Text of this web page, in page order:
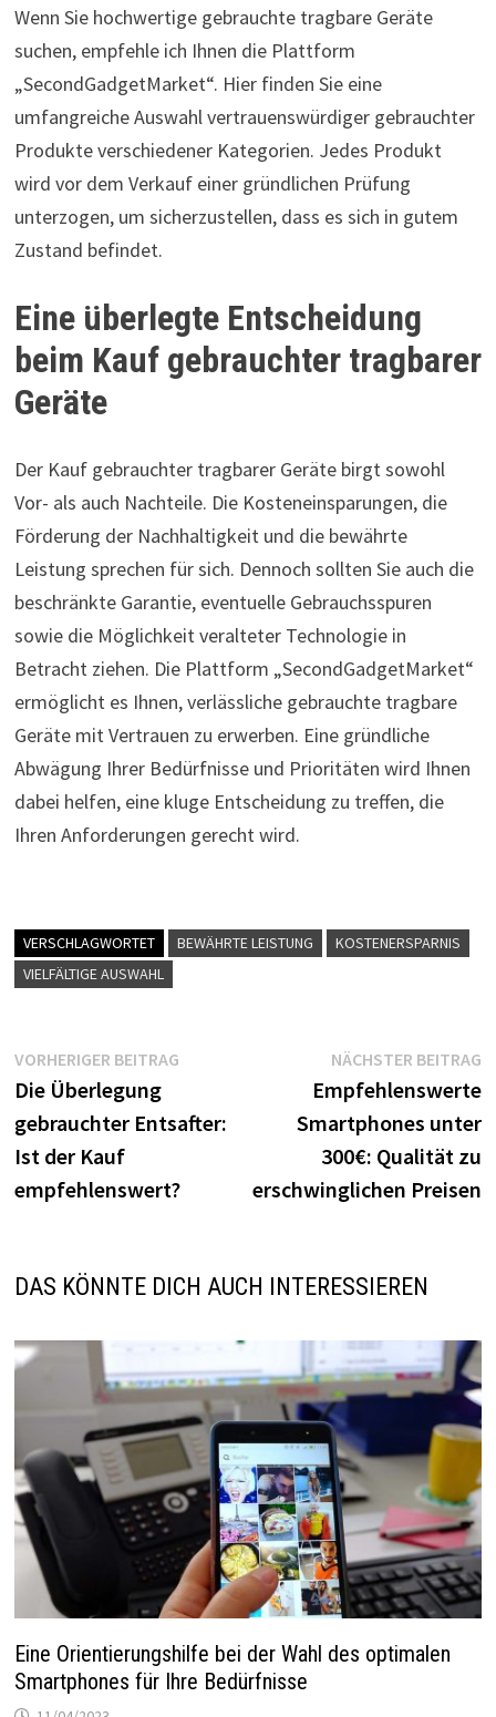
Wenn Sie hochwertige gebrauchte tragbare Geräte
suchen, empfehle ich Ihnen die Plattform
„SecondGadgetMarket“. Hier finden Sie eine
umfangreiche Auswahl vertrauenswürdiger gebrauchter
Produkte verschiedener Kategorien. Jedes Produkt
wird vor dem Verkauf einer gründlichen Prüfung
unterzogen, um sicherzustellen, dass es sich in gutem
Zustand befindet.
Eine überlegte Entscheidung
beim Kauf gebrauchter tragbarer
Geräte
Der Kauf gebrauchter tragbarer Geräte birgt sowohl
Vor- als auch Nachteile. Die Kosteneinsparungen, die
Förderung der Nachhaltigkeit und die bewährte
Leistung sprechen für sich. Dennoch sollten Sie auch die
beschränkte Garantie, eventuelle Gebrauchsspuren
sowie die Möglichkeit veralteter Technologie in
Betracht ziehen. Die Plattform „SecondGadgetMarket“
ermöglicht es Ihnen, verlässliche gebrauchte tragbare
Geräte mit Vertrauen zu erwerben. Eine gründliche
Abwägung Ihrer Bedürfnisse und Prioritäten wird Ihnen
dabei helfen, eine kluge Entscheidung zu treffen, die
Ihren Anforderungen gerecht wird.
VERSCHLAGWORTET BEWÄHRTE LEISTUNG
KOSTENERSPARNIS
VIELFÄLTIGE AUSWAHL
Beitragsnavigation
VORHERIGER BEITRAGVorheriger
Die Überlegung
gebrauchter Entsafter:
Ist der Kauf
empfehlenswert?
NÄCHSTER BEITRAG
Empfehlenswerte
Smartphones unter
300€: Qualität zu
erschwinglichen Preisen
DAS KÖNNTE DICH AUCH INTERESSIEREN
Eine Orientierungshilfe bei der Wahl des optimalen
Smartphones für Ihre Bedürfnisse